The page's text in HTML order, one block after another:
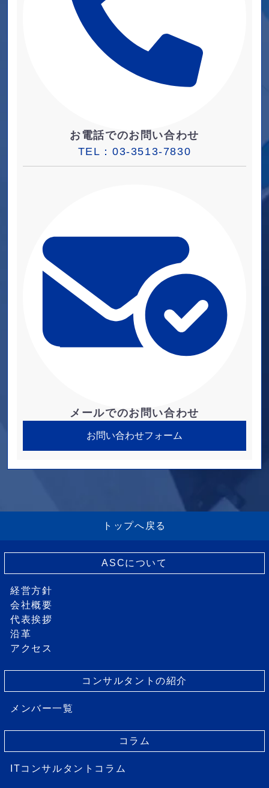
お電話でのお問い合わせ
TEL：03-3513-7830
メールでのお問い合わせ
お問い合わせフォーム
トップへ戻る
ASCについて
経営方針
会社概要
代表挨拶
沿革
アクセス
コンサルタントの紹介
メンバー一覧
コラム
ITコンサルタントコラム